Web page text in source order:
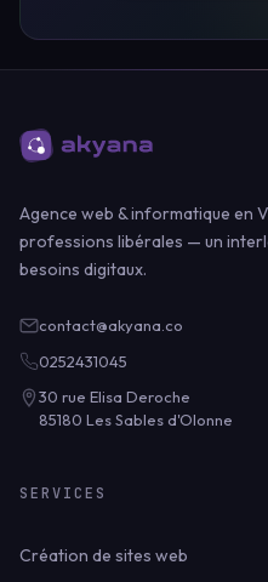
Agence web & informatique en
professions libérales — un
besoins digitaux.
contact@akyana.co
0252431045
30 rue Elisa Deroche
85180 Les Sables d'Olonne
SERVICES
Création de sites web